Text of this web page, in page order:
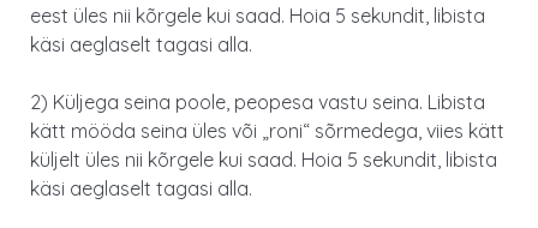
eest üles nii kõrgele kui saad. Hoia 5 sekundit, libista
käsi aeglaselt tagasi alla.
2) Küljega seina poole, peopesa vastu seina. Libista
kätt mööda seina üles või „roni“ sõrmedega, viies kätt
küljelt üles nii kõrgele kui saad. Hoia 5 sekundit, libista
käsi aeglaselt tagasi alla.